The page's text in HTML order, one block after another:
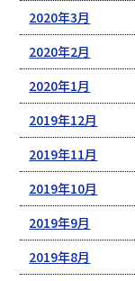
2020年3月
2020年2月
2020年1月
2019年12月
2019年11月
2019年10月
2019年9月
2019年8月